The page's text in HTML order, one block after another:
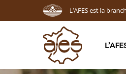
L’AFES est la